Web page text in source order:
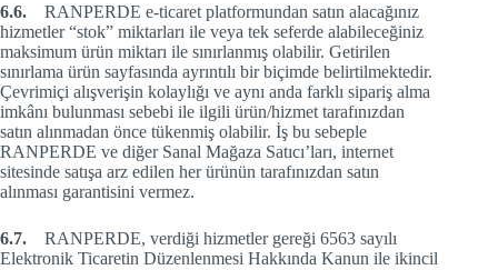
6.6. RANPERDE e-ticaret platformundan satın alacağınız
hizmetler “stok” miktarları ile veya tek seferde alabileceğiniz
maksimum ürün miktarı ile sınırlanmış olabilir. Getirilen
sınırlama ürün sayfasında ayrıntılı bir biçimde belirtilmektedir.
Çevrimiçi alışverişin kolaylığı ve aynı anda farklı sipariş alma
imkânı bulunması sebebi ile ilgili ürün/hizmet tarafınızdan
satın alınmadan önce tükenmiş olabilir. İş bu sebeple
RANPERDE ve diğer Sanal Mağaza Satıcı’ları, internet
sitesinde satışa arz edilen her ürünün tarafınızdan satın
alınması garantisini vermez.
6.7. RANPERDE, verdiği hizmetler gereği 6563 sayılı
Elektronik Ticaretin Düzenlenmesi Hakkında Kanun ile ikincil